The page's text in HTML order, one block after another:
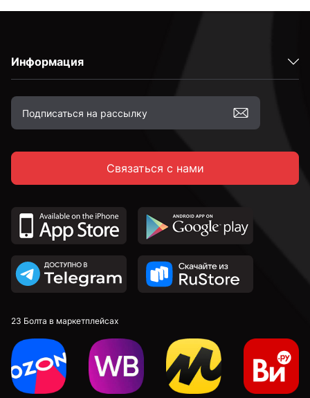
Информация
Связаться с нами
23 Болта в маркетплейсах